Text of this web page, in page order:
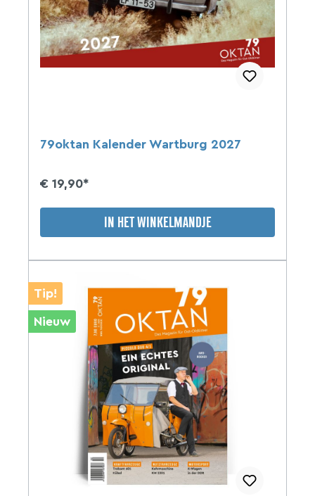
79oktan Kalender Wartburg 2027
€ 19,90*
IN HET WINKELMANDJE
Tip!
Nieuw